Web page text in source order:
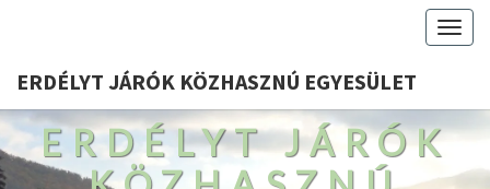
ERDÉLYT JÁRÓK KÖZHASZNÚ EGYESÜLET
ERDÉLYT JÁRÓK